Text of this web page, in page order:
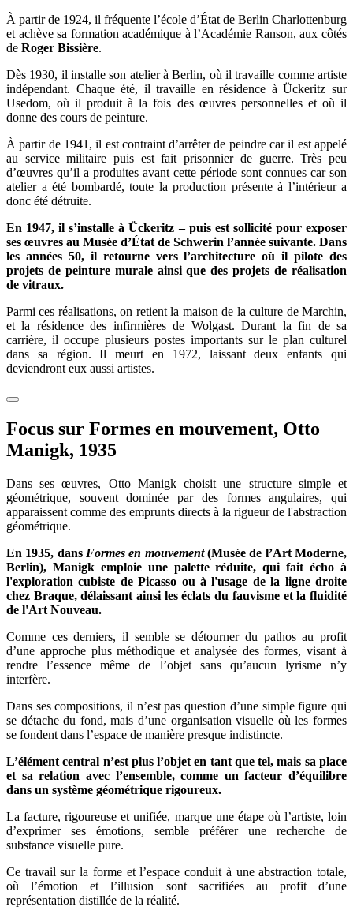
À partir de 1924, il fréquente l’école d’État de Berlin Charlottenburg
et achève sa formation académique à l’Académie Ranson, aux côtés
de Roger Bissière.
Dès 1930, il installe son atelier à Berlin, où il travaille comme artiste
indépendant. Chaque été, il travaille en résidence à Ückeritz sur
Usedom, où il produit à la fois des œuvres personnelles et où il
donne des cours de peinture.
À partir de 1941, il est contraint d’arrêter de peindre car il est appelé
au service militaire puis est fait prisonnier de guerre. Très peu
d’œuvres qu’il a produites avant cette période sont connues car son
atelier a été bombardé, toute la production présente à l’intérieur a
donc été détruite.
En 1947, il s’installe à Ückeritz – puis est sollicité pour exposer
ses œuvres au Musée d’État de Schwerin l’année suivante. Dans
les années 50, il retourne vers l’architecture où il pilote des
projets de peinture murale ainsi que des projets de réalisation
de vitraux.
Parmi ces réalisations, on retient la maison de la culture de Marchin,
et la résidence des infirmières de Wolgast. Durant la fin de sa
carrière, il occupe plusieurs postes importants sur le plan culturel
dans sa région. Il meurt en 1972, laissant deux enfants qui
deviendront eux aussi artistes.
Focus sur Formes en mouvement, Otto
Manigk, 1935
Dans ses œuvres, Otto Manigk choisit une structure simple et
géométrique, souvent dominée par des formes angulaires, qui
apparaissent comme des emprunts directs à la rigueur de l'abstraction
géométrique.
En 1935, dans Formes en mouvement(Musée de l’Art Moderne,
Berlin), Manigk emploie une palette réduite, qui fait écho à
l'exploration cubiste de Picasso ou à l'usage de la ligne droite
chez Braque, délaissant ainsi les éclats du fauvisme et la fluidité
de l'Art Nouveau.
Comme ces derniers, il semble se détourner du pathos au profit
d’une approche plus méthodique et analysée des formes, visant à
rendre l’essence même de l’objet sans qu’aucun lyrisme n’y
interfère.
Dans ses compositions, il n’est pas question d’une simple figure qui
se détache du fond, mais d’une organisation visuelle où les formes
se fondent dans l’espace de manière presque indistincte.
L’élément central n’est plus l’objet en tant que tel, mais sa place
et sa relation avec l’ensemble, comme un facteur d’équilibre
dans un système géométrique rigoureux.
La facture, rigoureuse et unifiée, marque une étape où l’artiste, loin
d’exprimer ses émotions, semble préférer une recherche de
substance visuelle pure.
Ce travail sur la forme et l’espace conduit à une abstraction totale,
où l’émotion et l’illusion sont sacrifiées au profit d’une
représentation distillée de la réalité.